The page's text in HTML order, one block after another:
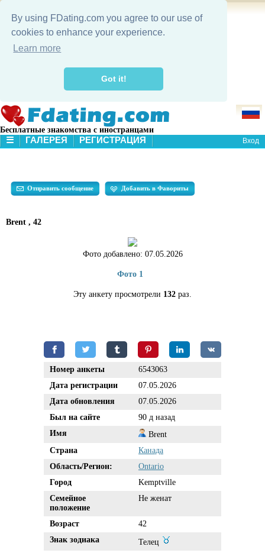
By using FDating.com you agree to our use of
cookies to enhance your experience.
Learn more
Got it!
Бесплатные знакомства с иностранцами
☰
ПОИСК
ГАЛЕРЕЯ РЕГИСТРАЦИЯ Вход
Отправить сообщение Добавить в Фавориты
Brent , 42
Фото добавлено: 07.05.2026
Фото 1
Эту анкету просмотрели 132 раз.
Номер анкеты
6543063
Дата регистрации
07.05.2026
Дата обновления
07.05.2026
Был на сайте
90 д назад
Имя
Brent
Страна
Канада
Область/Регион:
Ontario
Город
Kemptville
Семейное
положение
Не женат
Возраст
42
Знак зодиака
Телец